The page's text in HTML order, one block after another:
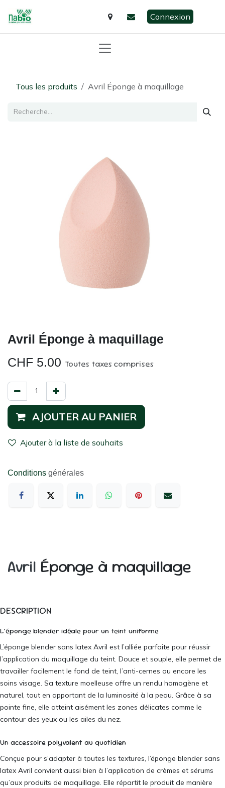
Connexion
Tous les produits Avril Éponge à maquillage
Avril Éponge à maquillage
CHF 5.00 Toutes taxes comprises
AJOUTER AU PANIER
Ajouter à la liste de souhaits
Conditions générales
Avril Éponge à maquillage
DESCRIPTION
L’éponge blender idéale pour un teint uniforme
L’éponge blender sans latex Avril est l’alliée parfaite pour réussir
l’application du maquillage du teint. Douce et souple, elle permet de
travailler facilement le fond de teint, l’anti-cernes ou encore les
soins visage. Sa texture moelleuse offre un rendu homogène et
naturel, tout en apportant de la luminosité à la peau. Grâce à sa
pointe fine, elle atteint aisément les zones délicates comme le
contour des yeux ou les ailes du nez.
Un accessoire polyvalent au quotidien
Conçue pour s’adapter à toutes les textures, l’éponge blender sans
latex Avril convient aussi bien à l’application de crèmes et sérums
qu’aux produits de maquillage. Elle répartit le produit de manière